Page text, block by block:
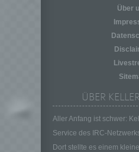
Über
ÜBER
Aller Anfang ist schwer:
Service des IRC-
Dort stellte es einem
personenbezogener
ohne Hinzuziehung
Informationen nicht
betroffenen Person
können, sofern diese
Informationen
Maßnahmen
dass die
einer identifizierten
natürlichen Person
g) Verantwortlicher